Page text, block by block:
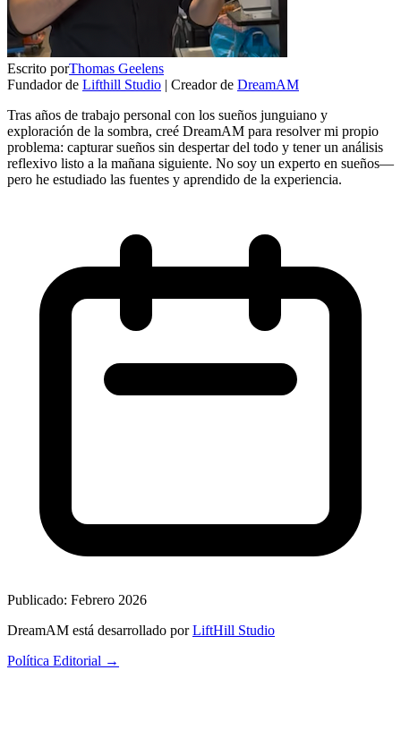
Escrito porThomas Geelens
Fundador de Lifthill Studio | Creador de DreamAM
Tras años de trabajo personal con los sueños junguiano y
exploración de la sombra, creé DreamAM para resolver mi propio
problema: capturar sueños sin despertar del todo y tener un análisis
reflexivo listo a la mañana siguiente. No soy un experto en sueños—
pero he estudiado las fuentes y aprendido de la experiencia.
Publicado: Febrero 2026
DreamAM está desarrollado por LiftHill Studio
Política Editorial →